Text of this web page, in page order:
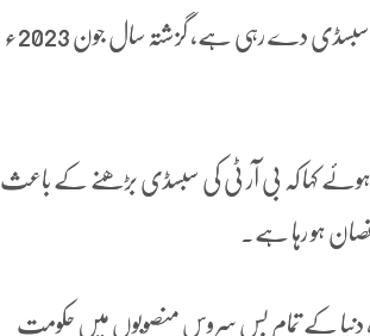
ذرائع کے مطابق خیبرپختونخوا حکومت بی آر ٹی کو سالانہ 3 ارب روپے سے زیادہ سبسڈی دے رہی ہے، گزشتہ سال جون 2023ء
ہوئے کہا کہ بی آر ٹی کی سبسڈی بڑھنے کے باعث
ہو رہا ہے۔
دنیا کے تمام بس سروس منصوبوں میں حکومت